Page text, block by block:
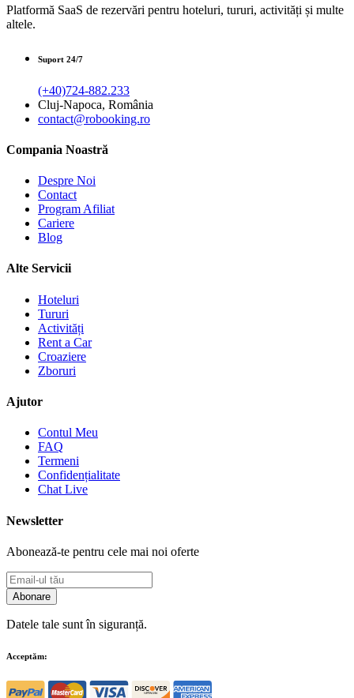
Platformă SaaS de rezervări pentru hoteluri, tururi, activități și multe
altele.
Suport 24/7
(+40)724-882.233
Cluj-Napoca, România
contact@robooking.ro
Compania Noastră
Despre Noi
Contact
Program Afiliat
Cariere
Blog
Alte Servicii
Hoteluri
Tururi
Activități
Rent a Car
Croaziere
Zboruri
Ajutor
Contul Meu
FAQ
Termeni
Confidențialitate
Chat Live
Newsletter
Abonează-te pentru cele mai noi oferte
Abonare
Datele tale sunt în siguranță.
Acceptăm: